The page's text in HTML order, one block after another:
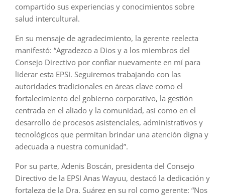
compartido sus experiencias y conocimientos sobre
salud intercultural.
En su mensaje de agradecimiento, la gerente reelecta
manifestó: “Agradezco a Dios y a los miembros del
Consejo Directivo por confiar nuevamente en mí para
liderar esta EPSI. Seguiremos trabajando con las
autoridades tradicionales en áreas clave como el
fortalecimiento del gobierno corporativo, la gestión
centrada en el aliado y la comunidad, así como en el
desarrollo de procesos asistenciales, administrativos y
tecnológicos que permitan brindar una atención digna y
adecuada a nuestra comunidad”.
Por su parte, Adenis Boscán, presidenta del Consejo
Directivo de la EPSI Anas Wayuu, destacó la dedicación y
fortaleza de la Dra. Suárez en su rol como gerente: “Nos